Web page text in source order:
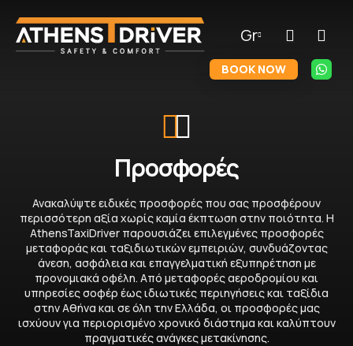
Gr
BOOK NOW
Προσφορές
Ανακαλύψτε ειδικές προσφορές που σας προσφέρουν
περισσότερη αξία χωρίς καμία έκπτωση στην ποιότητα. Η
AthensTaxiDriver παρουσιάζει επιλεγμένες προσφορές
μεταφοράς και ταξιδιωτικών εμπειριών, συνδυάζοντας
άνεση, ασφάλεια και επαγγελματική εξυπηρέτηση με
προνομιακά οφέλη. Από μεταφορές αεροδρομίου και
υπηρεσίες σοφέρ έως ιδιωτικές περιηγήσεις και ταξίδια
στην Αθήνα και σε όλη την Ελλάδα, οι προσφορές μας
ισχύουν για περιορισμένο χρονικό διάστημα και καλύπτουν
πραγματικές ανάγκες μετακίνησης.